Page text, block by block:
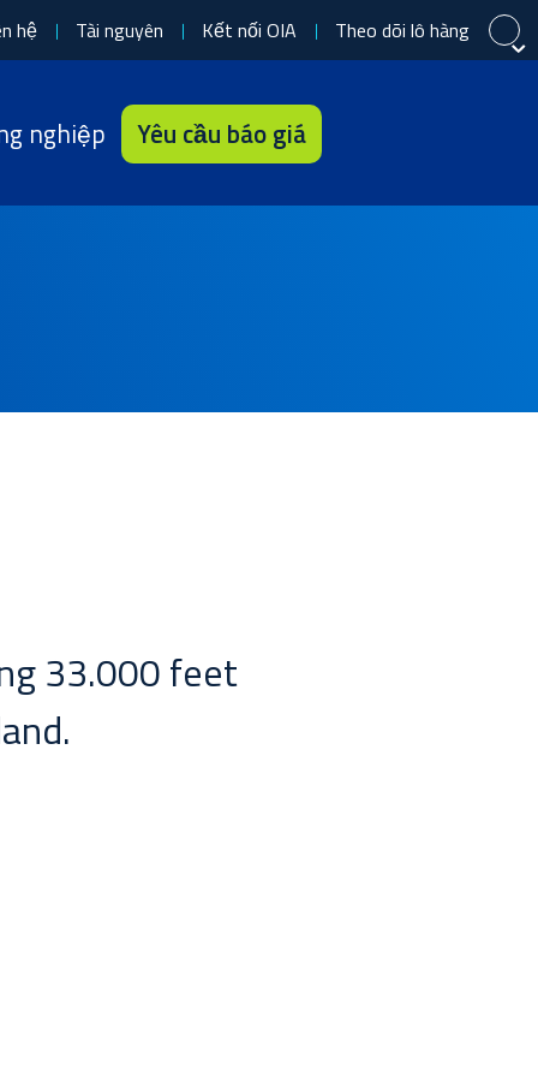
hệ Tài nguyên Kết nối OIA
Theo dõi lô hàng
Español
中文 (简体)
nghiệp Yêu cầu báo giá
33.000 feet